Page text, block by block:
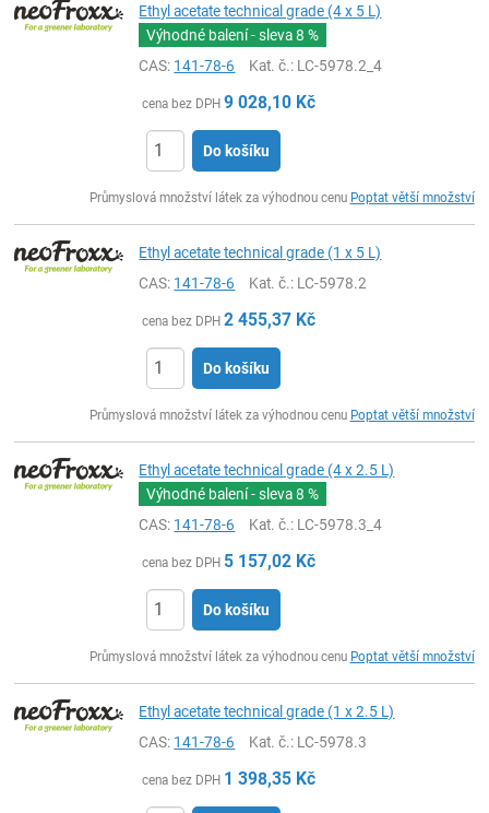
Ethyl acetate technical grade (4 x 5 L)
Výhodné balení - sleva8 %
CAS: 141-78-6 Kat. č.: LC-5978.2_4
cena bez DPH 9 028,10 Kč
Do košíku
Průmyslová množství látek za výhodnou cenu Poptat větší množství
Ethyl acetate technical grade (1 x 5 L)
CAS: 141-78-6 Kat. č.: LC-5978.2
cena bez DPH 2 455,37 Kč
Do košíku
Průmyslová množství látek za výhodnou cenu Poptat větší množství
Ethyl acetate technical grade (4 x 2.5 L)
Výhodné balení - sleva8 %
CAS: 141-78-6 Kat. č.: LC-5978.3_4
cena bez DPH 5 157,02 Kč
Do košíku
Průmyslová množství látek za výhodnou cenu Poptat větší množství
Ethyl acetate technical grade (1 x 2.5 L)
CAS: 141-78-6 Kat. č.: LC-5978.3
cena bez DPH 1 398,35 Kč